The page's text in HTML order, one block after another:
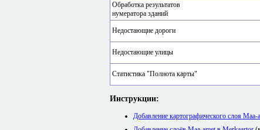
Обработка результатов
нумератора зданий
Недостающие дороги
Недостающие улицы
Статистика "Полнота карты"
Инструкции:
Добавление картографического слоя